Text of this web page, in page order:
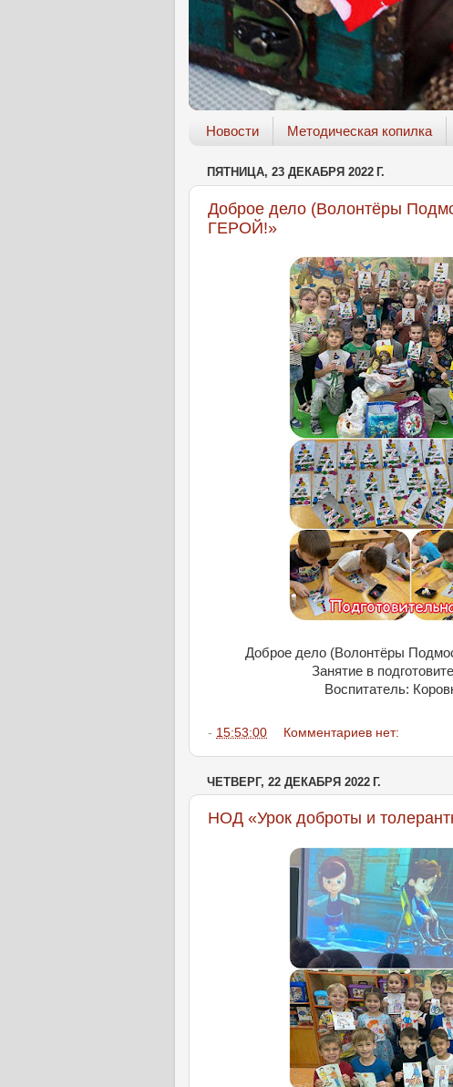
Новости Методическая копилка
ПЯТНИЦА, 23 ДЕКАБРЯ 2022 Г.
Доброе дело (Волонтёры
ГЕРОЙ!»
Доброе дело (Волонтёры
Занятие в
Воспитатель:
- 15:53:00 Комментариев нет:
ЧЕТВЕРГ, 22 ДЕКАБРЯ 2022 Г.
НОД «Урок доброты и